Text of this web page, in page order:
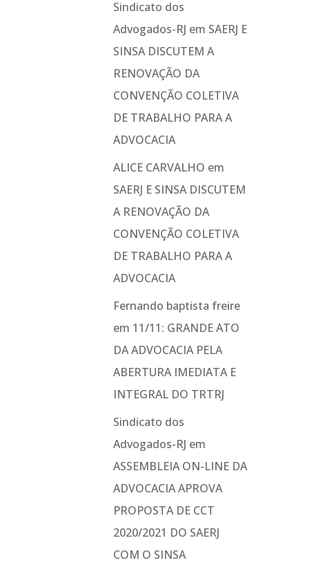
Sindicato dos
Advogados-RJ em SAERJ E
SINSA DISCUTEM A
RENOVAÇÃO DA
CONVENÇÃO COLETIVA
DE TRABALHO PARA A
ADVOCACIA
ALICE CARVALHO em
SAERJ E SINSA DISCUTEM
A RENOVAÇÃO DA
CONVENÇÃO COLETIVA
DE TRABALHO PARA A
ADVOCACIA
Fernando baptista freire
em 11/11: GRANDE ATO
DA ADVOCACIA PELA
ABERTURA IMEDIATA E
INTEGRAL DO TRTRJ
Sindicato dos
Advogados-RJ em
ASSEMBLEIA ON-LINE DA
ADVOCACIA APROVA
PROPOSTA DE CCT
2020/2021 DO SAERJ
COM O SINSA